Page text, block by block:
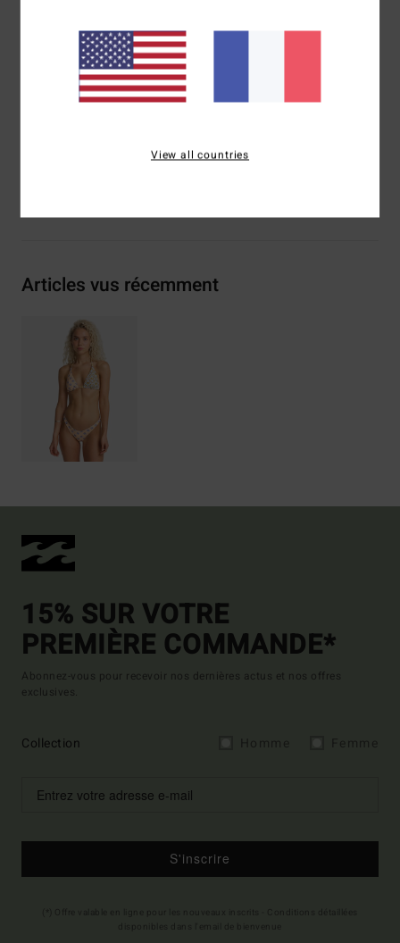
Fermeture :fermeture par lien dans le dos
Logo brodé
Composition[Matière principale] 78% Nylon recyclé
Traçabilité du produit (Loi Agec)
Livraison & Retours
Articles vus récemment
15% SUR VOTRE
PREMIÈRE COMMANDE*
Abonnez-vous pour recevoir nos dernières actus et nos offres
exclusives.
Collection
S'inscrire
View all countries